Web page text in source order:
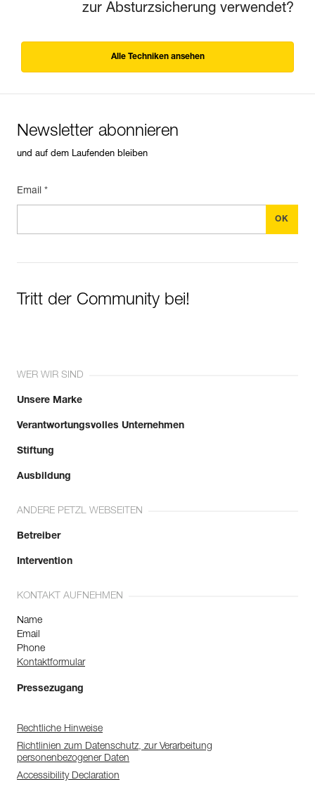
zur Absturzsicherung verwendet?
Alle Techniken ansehen
Newsletter abonnieren
und auf dem Laufenden bleiben
Email *
Tritt der Community bei!
WER WIR SIND
Unsere Marke
Verantwortungsvolles Unternehmen
Stiftung
Ausbildung
ANDERE PETZL WEBSEITEN
Betreiber
Intervention
KONTAKT AUFNEHMEN
Name
Email
Phone
Kontaktformular
Pressezugang
Rechtliche Hinweise
Richtlinien zum Datenschutz, zur Verarbeitung
personenbezogener Daten
Accessibility Declaration